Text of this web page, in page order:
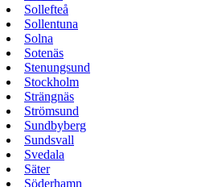
Sollefteå
Sollentuna
Solna
Sotenäs
Stenungsund
Stockholm
Strängnäs
Strömsund
Sundbyberg
Sundsvall
Svedala
Säter
Söderhamn